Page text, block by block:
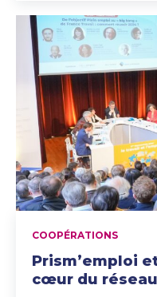
COOPÉRATIONS
Prism’emploi
cœur du